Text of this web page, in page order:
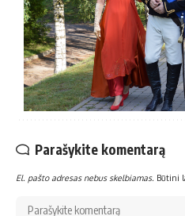
Parašykite komentarą
El. pašto adresas nebus skelbiamas. Būtini